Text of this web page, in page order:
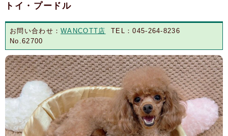
トイ・プードル
お問い合わせ：WANCOTT店
TEL：045-264-8236
No.62700